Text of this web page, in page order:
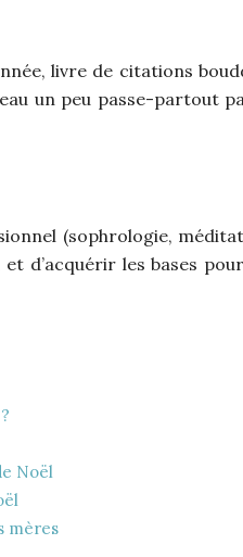
livre de citations
un peu passe-partout
(sophrologie,
d’acquérir les bases
Noël
mères